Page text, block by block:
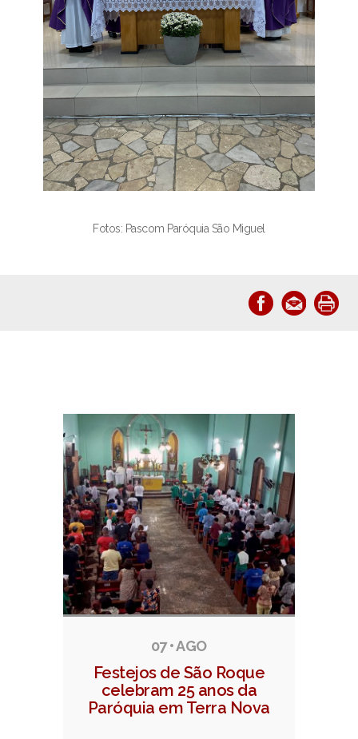
Fotos: Pascom Paróquia São Miguel
Notícias relacionadas
07 • AGO
Festejos de São Roque
celebram 25 anos da
Paróquia em Terra Nova